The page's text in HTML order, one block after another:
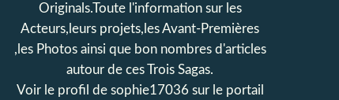
Originals.Toute l'information sur les
Acteurs,leurs projets,les Avant-Premières
,les Photos ainsi que bon nombres d'articles
autour de ces Trois Sagas.
Voir le profil de sophie17036 sur le portail